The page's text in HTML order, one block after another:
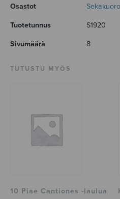
Osastot Sekakuoro
Tuotetunnus S1920
Sivumäärä 8
TUTUSTU MYÖS
10 Piae Cantiones -laulua